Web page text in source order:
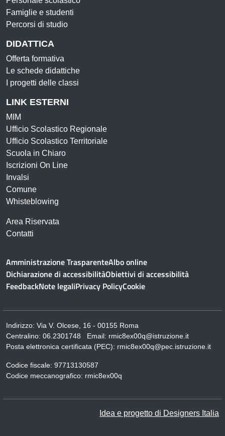
Famiglie e studenti
Percorsi di studio
DIDATTICA
Offerta formativa
Le schede didattiche
I progetti delle classi
LINK ESTERNI
MIM
Ufficio Scolastico Regionale
Ufficio Scolastico Territoriale
Scuola in Chiaro
Iscrizioni On Line
Invalsi
Comune
Whisteblowing
Area Riservata
Contatti
Amministrazione TrasparenteAlbo online
Dichiarazione di accessibilitàObiettivi di accessibilità
FeedbackNote legaliPrivacy PolicyCookie
Indirizzo: Via V. Olcese, 16 - 00155 Roma
Centralino: 06.2301748 Email: rmic8ex00q@istruzione.it
Posta elettronica certificata (PEC): rmic8ex00q@pec.istruzione.it
Codice fiscale: 97713130587
Codice meccanografico: rmic8ex00q
Idea e progetto di Designers Italia